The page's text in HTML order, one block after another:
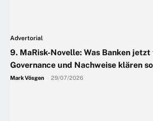
Advertorial
9. MaRisk-Novelle: Was Banken
Governance und Nachweise klären
Mark Vösgen 29/07/2026